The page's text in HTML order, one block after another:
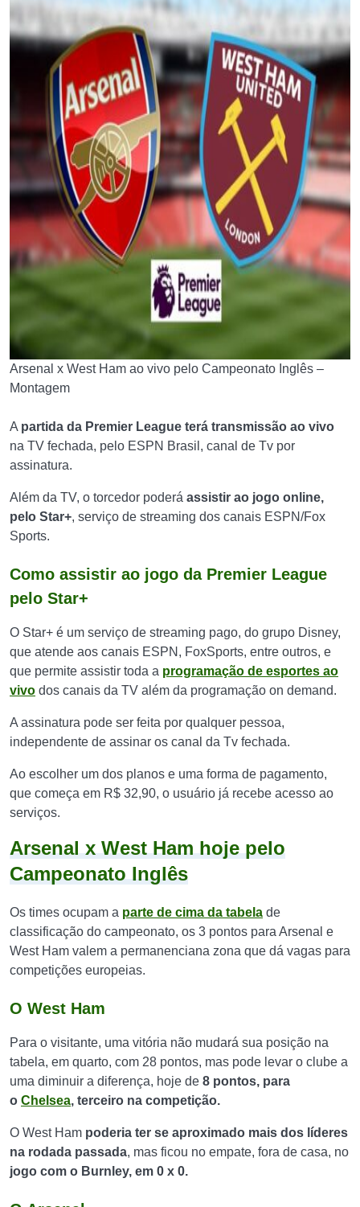
Arsenal x West Ham ao vivo pelo Campeonato Inglês –
Montagem
A partida da Premier League terá transmissão ao vivo
na TV fechada, pelo ESPN Brasil, canal de Tv por
assinatura.
Além da TV, o torcedor poderá assistir ao jogo online,
pelo Star+, serviço de streaming dos canais ESPN/Fox
Sports.
Como assistir ao jogo da Premier League
pelo Star+
O Star+ é um serviço de streaming pago, do grupo Disney,
que atende aos canais ESPN, FoxSports, entre outros, e
que permite assistir toda a programação de esportes ao
vivo dos canais da TV além da programação on demand.
A assinatura pode ser feita por qualquer pessoa,
independente de assinar os canal da Tv fechada.
Ao escolher um dos planos e uma forma de pagamento,
que começa em R$ 32,90, o usuário já recebe acesso ao
serviços.
Arsenal x West Ham hoje pelo
Campeonato Inglês
Os times ocupam a parte de cima da tabela de
classificação do campeonato, os 3 pontos para Arsenal e
West Ham valem a permanenciana zona que dá vagas para
competições europeias.
O West Ham
Para o visitante, uma vitória não mudará sua posição na
tabela, em quarto, com 28 pontos, mas pode levar o clube a
uma diminuir a diferença, hoje de 8 pontos, para
o Chelsea, terceiro na competição.
O West Ham poderia ter se aproximado mais dos líderes
na rodada passada, mas ficou no empate, fora de casa, no
jogo com o Burnley, em 0 x 0.